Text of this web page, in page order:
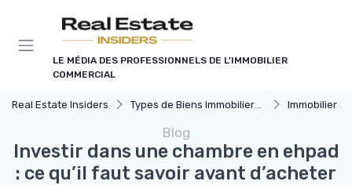
LE MÉDIA DES PROFESSIONNELS DE L'IMMOBILIER
COMMERCIAL
Real Estate Insiders Types de Biens Immobiliers Commerciaux Immobilier
Blog
Investir dans une chambre en ehpad
: ce qu’il faut savoir avant d’acheter